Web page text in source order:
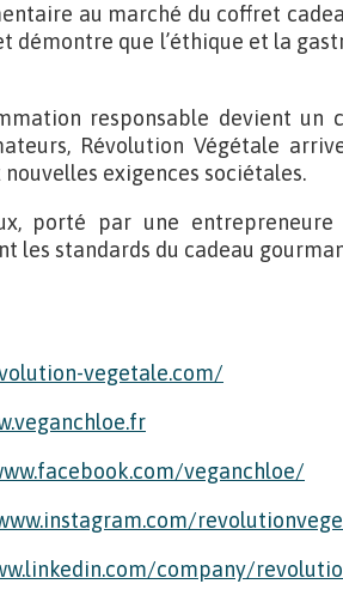
au marché du coffret
démontre que l’éthique et la
responsable devient un
Révolution Végétale
exigences sociétales.
porté par une
les standards du cadeau
vegetale.com/
veganchloe/
company/